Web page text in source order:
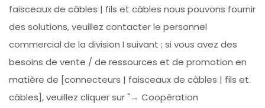
faisceaux de câbles | fils et câbles nous pouvons fournir
des solutions, veuillez contacter le personnel
commercial de la division I suivant ; si vous avez des
besoins de vente / de ressources et de promotion en
matière de [connecteurs | faisceaux de câbles | fils et
câbles], veuillez cliquer sur "→ Coopération